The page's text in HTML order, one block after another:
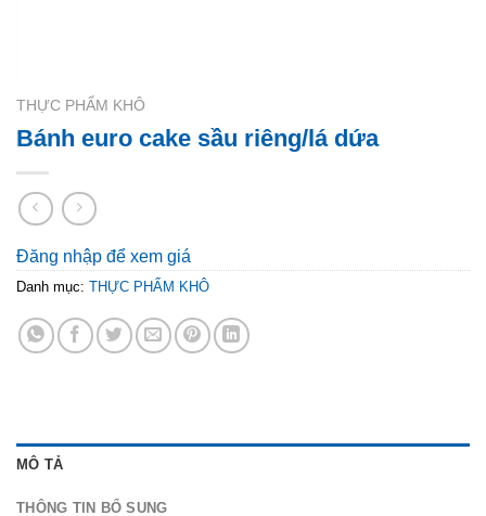
THỰC PHẨM KHÔ
Bánh euro cake sầu riêng/lá dứa
Đăng nhập để xem giá
Danh mục: THỰC PHẨM KHÔ
MÔ TẢ
THÔNG TIN BỔ SUNG